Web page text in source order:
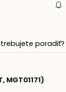
poradiť?
MGT01171)